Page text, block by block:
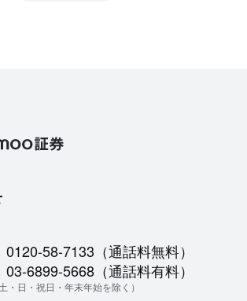
58-7133（通話料無料）
6899-5668（通話料有料）
・日・祝日・年末年始を除く）